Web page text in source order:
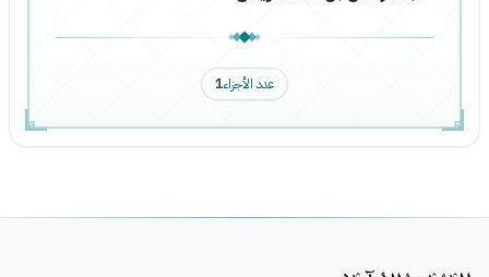
عدد الأجزاء1